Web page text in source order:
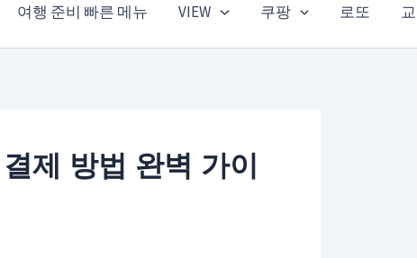
여행 준비 빠른 메뉴 VIEW 쿠팡 로또
제 방법 완벽 가이